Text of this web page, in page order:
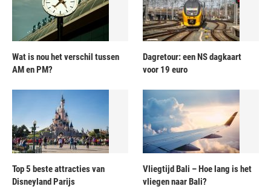
Wat is nou het verschil tussen
AM en PM?
Dagretour: een NS dagkaart
voor 19 euro
Top 5 beste attracties van
Disneyland Parijs
Vliegtijd Bali – Hoe lang is het
vliegen naar Bali?